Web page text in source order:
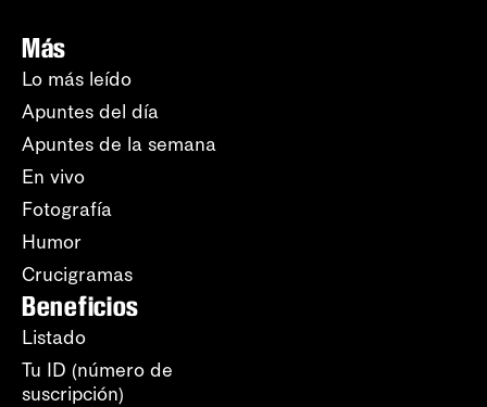
Más
Lo más leído
Apuntes del día
Apuntes de la semana
En vivo
Fotografía
Humor
Crucigramas
Beneficios
Listado
Tu ID (número de
suscripción)